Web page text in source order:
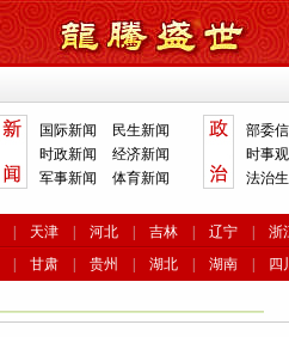
国际新闻
民生新闻
时政新闻
经济新闻
军事新闻
体育新闻
部委
时事
法治
天津 河北 吉林 辽宁
浙
甘肃 贵州 湖北 湖南 四